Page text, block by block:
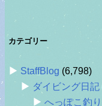
カテゴリー
StaffBlog (6,798)
ダイビング日記
へっぽこ釣り